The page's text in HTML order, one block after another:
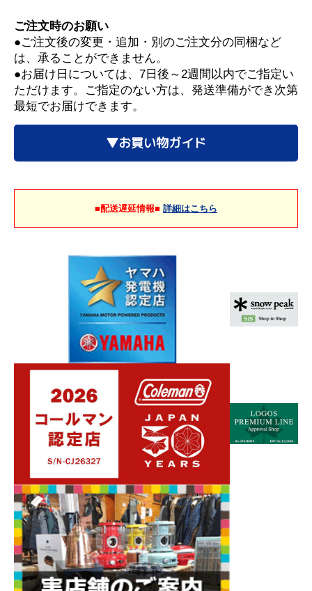
ご注文時のお願い
●ご注文後の変更・追加・別のご注文分の同梱など
は、承ることができません。
●お届け日については、7日後～2週間以内でご指定い
ただけます。ご指定のない方は、発送準備ができ次第
最短でお届けできます。
▼お買い物ガイド
■配送遅延情報■ 詳細はこちら